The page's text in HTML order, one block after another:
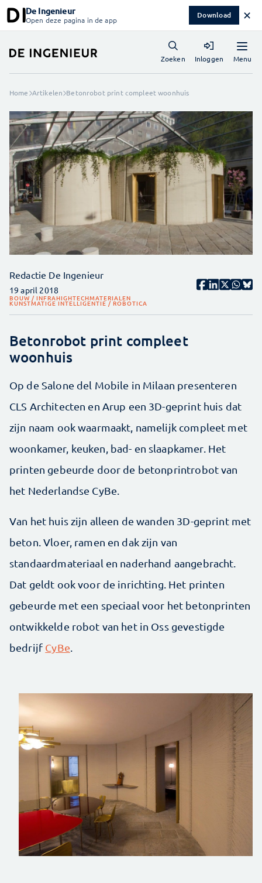
De Ingenieur
Open deze pagina in de app Download ✕
Menu
Zoeken Inloggen
Home Artikelen Betonrobot print compleet woonhuis
Redactie De Ingenieur
19 april 2018
BOUW / INFRAHIGHTECHMATERIALEN
KUNSTMATIGE INTELLIGENTIE / ROBOTICA
Betonrobot print compleet
woonhuis
Op de Salone del Mobile in Milaan presenteren
CLS Architecten en Arup een 3D-geprint huis dat
zijn naam ook waarmaakt, namelijk compleet met
woonkamer, keuken, bad- en slaapkamer. Het
printen gebeurde door de betonprintrobot van
het Nederlandse CyBe.
Van het huis zijn alleen de wanden 3D-geprint met
beton. Vloer, ramen en dak zijn van
standaardmateriaal en naderhand aangebracht.
Dat geldt ook voor de inrichting. Het printen
gebeurde met een speciaal voor het betonprinten
ontwikkelde robot van het in Oss gevestigde
bedrijf CyBe